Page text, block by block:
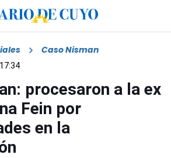
Caso Nisman
procesaron a la ex
Fein por
en la